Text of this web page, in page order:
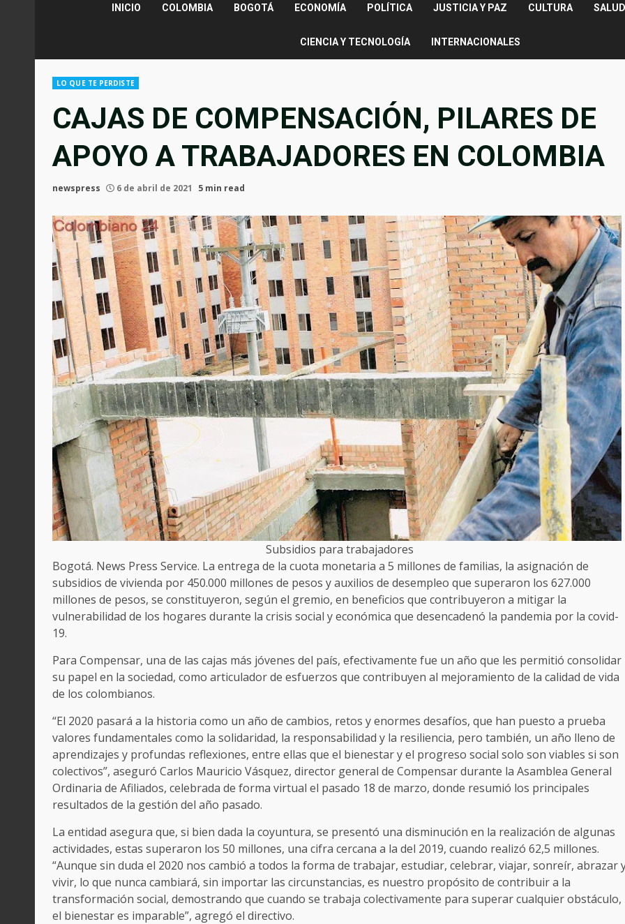
INICIO COLOMBIA BOGOTÁ ECONOMÍA POLÍTICA JUSTICIA Y PAZ CULTURA
CIENCIA Y TECNOLOGÍA INTERNACIONALES
LO QUE TE PERDISTE
CAJAS DE COMPENSACIÓN, PILARES DE
APOYO A TRABAJADORES EN COLOMBIA
newspress 6 de abril de 2021 5 min read
Subsidios para trabajadores
Bogotá. News Press Service. La entrega de la cuota monetaria a 5 millones de familias, la asignación de
subsidios de vivienda por 450.000 millones de pesos y auxilios de desempleo que superaron los 627.000
millones de pesos, se constituyeron, según el gremio, en beneficios que contribuyeron a mitigar la
vulnerabilidad de los hogares durante la crisis social y económica que desencadenó la pandemia por la covid-
19.
Para Compensar, una de las cajas más jóvenes del país, efectivamente fue un año que les permitió consolidar
su papel en la sociedad, como articulador de esfuerzos que contribuyen al mejoramiento de la calidad de vida
de los colombianos.
“El 2020 pasará a la historia como un año de cambios, retos y enormes desafíos, que han puesto a prueba
valores fundamentales como la solidaridad, la responsabilidad y la resiliencia, pero también, un año lleno de
aprendizajes y profundas reflexiones, entre ellas que el bienestar y el progreso social solo son viables si son
colectivos”, aseguró Carlos Mauricio Vásquez, director general de Compensar durante la Asamblea General
Ordinaria de Afiliados, celebrada de forma virtual el pasado 18 de marzo, donde resumió los principales
resultados de la gestión del año pasado.
La entidad asegura que, si bien dada la coyuntura, se presentó una disminución en la realización de algunas
actividades, estas superaron los 50 millones, una cifra cercana a la del 2019, cuando realizó 62,5 millones.
“Aunque sin duda el 2020 nos cambió a todos la forma de trabajar, estudiar, celebrar, viajar, sonreír, abrazar
vivir, lo que nunca cambiará, sin importar las circunstancias, es nuestro propósito de contribuir a la
transformación social, demostrando que cuando se trabaja colectivamente para superar cualquier obstáculo,
el bienestar es imparable”, agregó el directivo.